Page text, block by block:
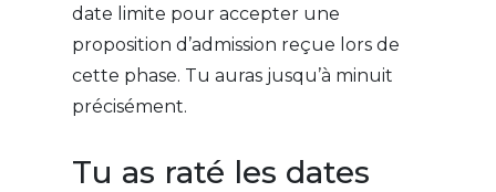
date limite pour accepter une
proposition d’admission reçue lors de
cette phase. Tu auras jusqu’à minuit
précisément.
Tu as raté les dates